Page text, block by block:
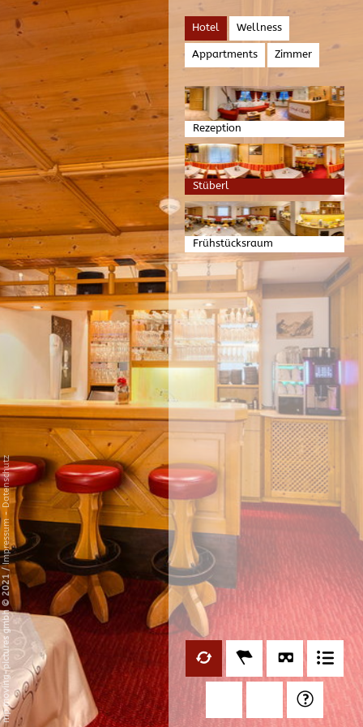
Hotel Wellness
Appartments Zimmer
Rezeption
Stüberl
Frühstücksraum
mp moving-pictures gmbh © 2021
/
Impressum
-
Datenschutz